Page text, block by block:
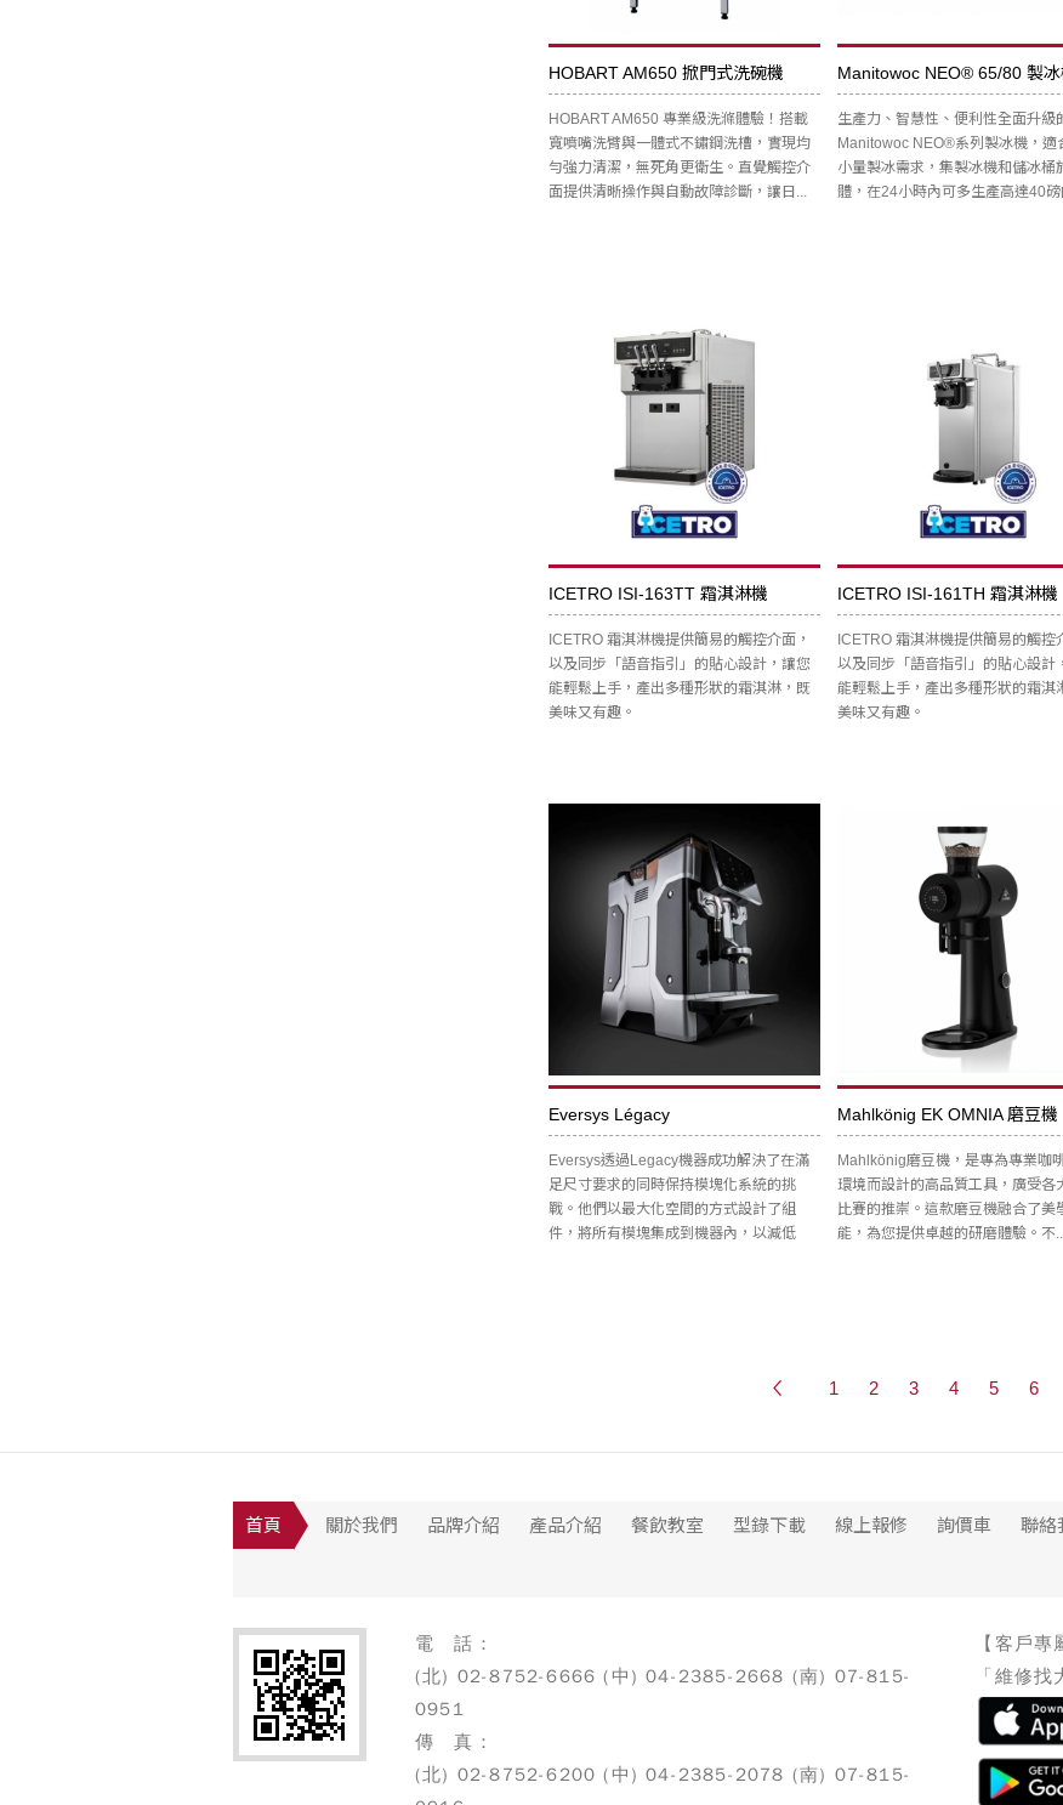
HOBART AM650 掀門式洗碗機
HOBART AM650 專業級洗滌體驗！搭載
寬噴嘴洗臂與一體式不鏽鋼洗槽，實現均
勻強力清潔，無死角更衛生。直覺觸控介
面提供清晰操作與自動故障診斷，讓日...
Manitowoc NEO® 65/80 製冰
生產力、智慧性、便利性全面升級
Manitowoc NEO®系列製冰機，適
小量製冰需求，集製冰機和儲冰桶
體，在24小時內可多生產高達40磅
ICETRO ISI-163TT 霜淇淋機
ICETRO 霜淇淋機提供簡易的觸控介面，
以及同步「語音指引」的貼心設計，讓您
能輕鬆上手，產出多種形狀的霜淇淋，既
美味又有趣。
ICETRO ISI-161TH 霜淇淋機
ICETRO 霜淇淋機提供簡易的觸控
以及同步「語音指引」的貼心設計
能輕鬆上手，產出多種形狀的霜淇
美味又有趣。
Eversys Légacy
Eversys透過Legacy機器成功解決了在滿
足尺寸要求的同時保持模塊化系統的挑
戰。他們以最大化空間的方式設計了組
件，將所有模塊集成到機器內，以減低
Mahlkönig EK OMNIA 磨豆機
Mahlkönig磨豆機，是專為專業咖
環境而設計的高品質工具，廣受各
比賽的推崇。這款磨豆機融合了美
能，為您提供卓越的研磨體驗。不
1 2 3 4 5 6
首頁 關於我們 品牌介紹 產品介紹 餐飲教室 型錄下載 線上報修 詢價車 聯絡
電 話：
(北) 02-8752-6666 (中) 04-2385-2668 (南) 07-815-
0951
傳 真：
(北) 02-8752-6200 (中) 04-2385-2078 (南) 07-815-
【客戶專
「維修找